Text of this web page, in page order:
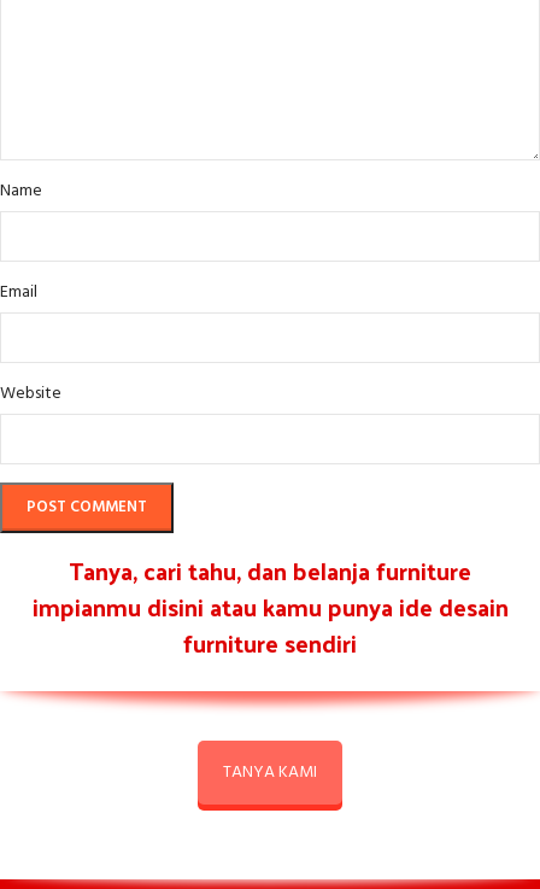
Name
Email
Website
Tanya, cari tahu, dan belanja furniture
impianmu disini atau kamu punya ide desain
furniture sendiri
TANYA KAMI